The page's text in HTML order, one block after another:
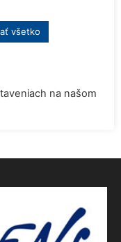
študentov aj
všetko
na našom